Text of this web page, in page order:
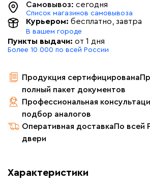
Самовывоз: сегодня
Список магазинов самовывоза
Курьером: бесплатно , завтра
В вашем городе
Пункты выдачи: от 1 дня
Более 10 000 по всей России
Продукция сертифицирована
полный пакет документов
Профессиональная
подбор аналогов
Оперативная доставкаПо всей
двери
Характеристики